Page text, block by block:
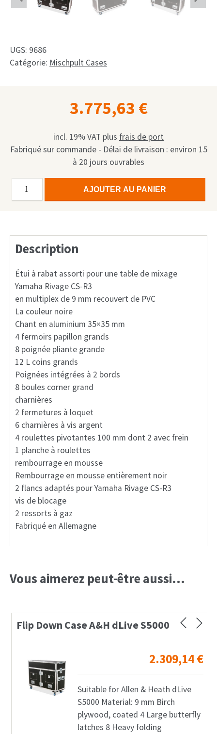
English
UGS: 9686
Catégorie: Mischpult Cases
3.775,63 €
incl. 19% VAT plus frais de port
Fabriqué sur commande - Délai de livraison : environ 15
à 20 jours ouvrables
quantité
Case
Yamaha
AJOUTER AU PANIER
Alternative:
Description
Étui à rabat assorti pour une table de mixage
Yamaha Rivage CS-R3
en multiplex de 9 mm recouvert de PVC
La couleur noire
Chant en aluminium 35×35 mm
4 fermoirs papillon grands
8 poignée pliante grande
12 L coins grands
Poignées intégrées à 2 bords
8 boules corner grand
charnières
2 fermetures à loquet
6 charnières à vis argent
4 roulettes pivotantes 100 mm dont 2 avec frein
1 planche à roulettes
rembourrage en mousse
Rembourrage en mousse entièrement noir
2 flancs adaptés pour Yamaha Rivage CS-R3
vis de blocage
2 ressorts à gaz
Fabriqué en Allemagne
Vous aimerez peut-être aussi…
Flip Down Case A&H dLive S5000
2.309,14€
Suitable for Allen & Heath dLive
S5000 Material: 9 mm Birch
plywood, coated 4 Large butterfly
latches 8 Heavy folding